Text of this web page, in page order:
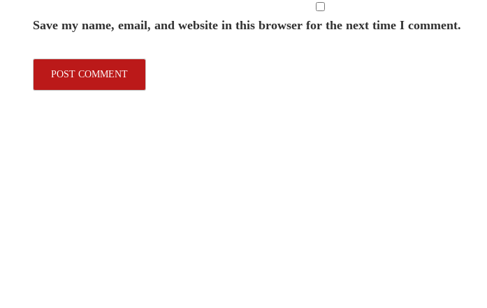
Save my name, email, and website in this browser for the next time I comment.